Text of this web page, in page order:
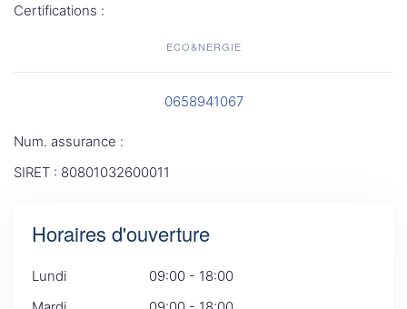
Certifications :
ECO&NERGIE
0658941067
Num. assurance :
SIRET : 80801032600011
Horaires d'ouverture
Lundi
09:00 - 18:00